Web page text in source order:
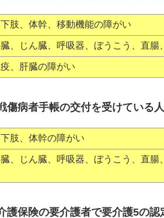
肢、体幹、移動機能の障がい
、じん臓、呼吸器、ぼうこう、直腸
、肝臓の障がい
傷病者手帳の交付を受けている人
肢、体幹の障がい
、じん臓、呼吸器、ぼうこう、直腸
護保険の要介護者で要介護5の認